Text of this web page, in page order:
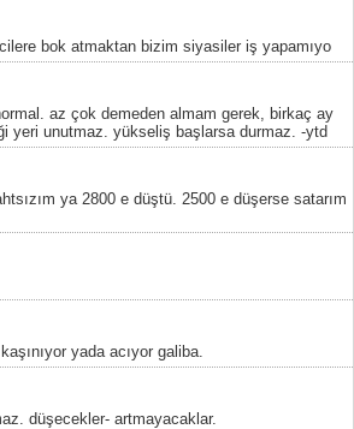
bok atmaktan bizim siyasiler iş yapamıyo
az çok demeden almam gerek, birkaç ay
yeri unutmaz. yükseliş başlarsa durmaz. -ytd
ya 2800 e düştü. 2500 e düşerse satarım
yada acıyor galiba.
düşecekler- artmayacaklar.